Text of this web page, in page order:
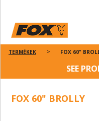
TERMÉKEK FOX 60"
SEE
FOX 60" BROLLY